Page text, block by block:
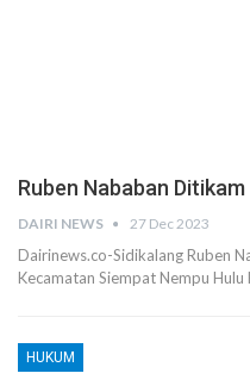
Ruben Nababan
DAIRI NEWS 27 Dec 2023
Dairinews.co-Sidikalang Ruben
Kecamatan Siempat Nempu
HUKUM